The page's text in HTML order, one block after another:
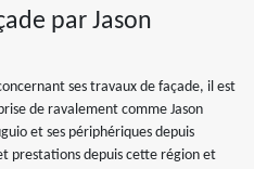
par Jason
ses travaux de façade, il est
de ravalement comme Jason
et ses périphériques depuis
prestations depuis cette région et